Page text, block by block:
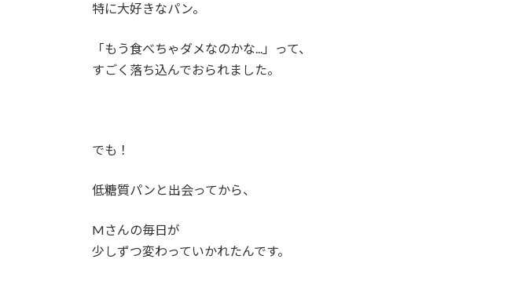
特に大好きなパン。
「もう食べちゃダメなのかな...」って、
すごく落ち込んでおられました。
でも！
低糖質パンと出会ってから、
Mさんの毎日が
少しずつ変わっていかれたんです。